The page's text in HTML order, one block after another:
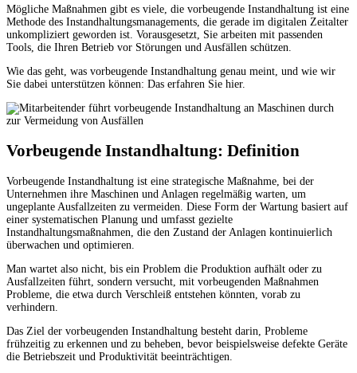
Mögliche Maßnahmen gibt es viele, die vorbeugende Instandhaltung ist eine
Methode des Instandhaltungsmanagements, die gerade im digitalen Zeitalter
unkompliziert geworden ist. Vorausgesetzt, Sie arbeiten mit passenden
Tools, die Ihren Betrieb vor Störungen und Ausfällen schützen.
Wie das geht, was vorbeugende Instandhaltung genau meint, und wie wir
Sie dabei unterstützen können: Das erfahren Sie hier.
Vorbeugende Instandhaltung: Definition
Vorbeugende Instandhaltung ist eine strategische Maßnahme, bei der
Unternehmen ihre Maschinen und Anlagen regelmäßig warten, um
ungeplante Ausfallzeiten zu vermeiden. Diese Form der Wartung basiert auf
einer systematischen Planung und umfasst gezielte
Instandhaltungsmaßnahmen, die den Zustand der Anlagen kontinuierlich
überwachen und optimieren.
Man wartet also nicht, bis ein Problem die Produktion aufhält oder zu
Ausfallzeiten führt, sondern versucht, mit vorbeugenden Maßnahmen
Probleme, die etwa durch Verschleiß entstehen könnten, vorab zu
verhindern.
Das Ziel der vorbeugenden Instandhaltung besteht darin, Probleme
frühzeitig zu erkennen und zu beheben, bevor beispielsweise defekte Geräte
die Betriebszeit und Produktivität beeinträchtigen.